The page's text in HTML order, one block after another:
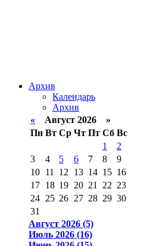
Архив
Календарь
Архив
« Август 2026 »
Пн Вт Ср Чт Пт Сб Вс
1
2
3
4 5 6 7 8
9
10 11 12 13 14 15 16
17 18 19 20 21 22 23
24 25 26 27 28 29 30
31
Август 2026 (5)
Июль 2026 (16)